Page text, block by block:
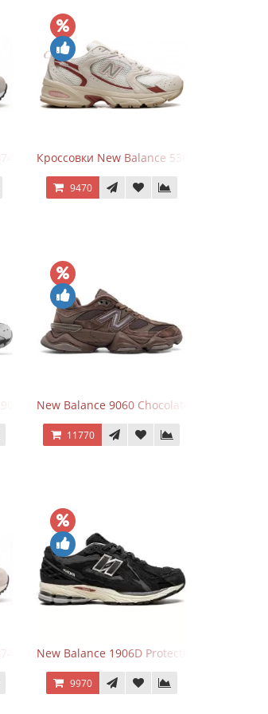
Silver Summer Fog
Кроссовки New Balance 530 Festival Pack
9470
Brighton Grey
New Balance 9060 Chocolate Brown
11770
Light Grey Pink
New Balance 1906D Protection Pack Black
9970